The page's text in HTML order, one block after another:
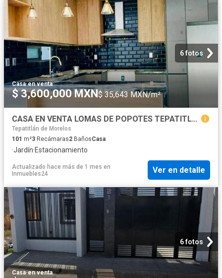
6 fotos
Casa·en venta
$ 3,600,000 MXN$ 35,643 MXN/m²
CASA EN VENTA LOMAS DE POPOTES TEPATITLAN
Tepatitlán de Morelos
101 m²3 Recámaras2 BañosCasa
·Jardín·Estacionamiento
Actualizado hace más de 1 mes en
Inmuebles24
Ver en detalle
6 fotos
Casa·en venta